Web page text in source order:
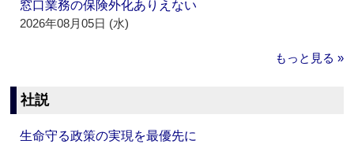
窓口業務の保険外化ありえない
2026年08月05日 (水)
もっと見る »
社説
生命守る政策の実現を最優先に